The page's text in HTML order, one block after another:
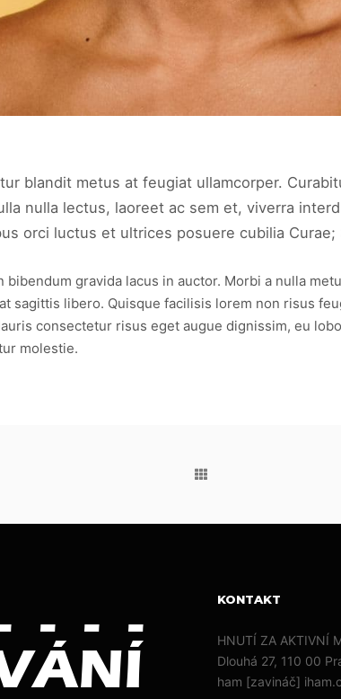
blandit metus at feugiat ullamcorper.
nulla lectus, laoreet ac sem et, viverra
orci luctus et ultrices posuere cubilia
gravida lacus in auctor. Morbi a nulla
sagittis libero. Quisque facilisis lorem non risus
consectetur risus eget augue dignissim, eu
molestie.
KONTAKT
HNUTÍ ZA AKTIVNÍ
Dlouhá 27, 110 00
ham [zavináč]